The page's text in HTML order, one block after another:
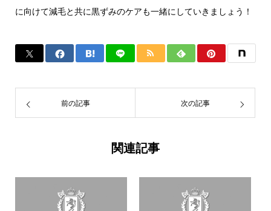
に向けて減毛と共に黒ずみのケアも一緒にしていきましょう！
前の記事 次の記事
関連記事